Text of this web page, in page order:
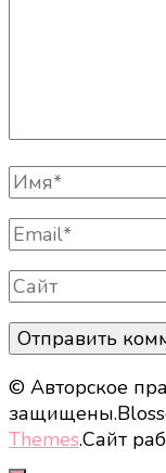
Полное
Имя
Email
Сайт
© Авторское
защищены.
Themes.Сайт